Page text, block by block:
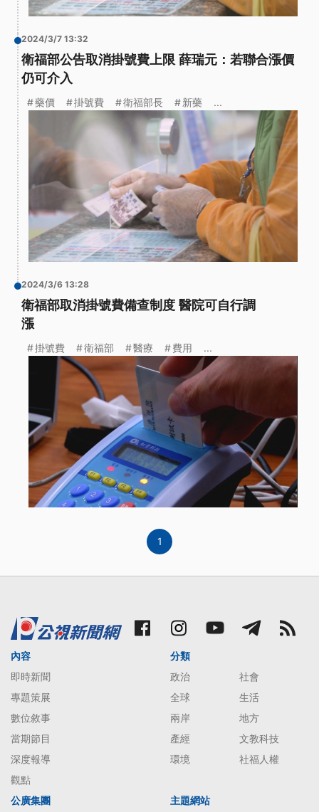
2024/3/7 13:32
衛福部公告取消掛號費上限 薛瑞元：若聯合漲價
仍可介入
藥價 掛號費 衛福部長 新藥 ...
2024/3/6 13:28
衛福部取消掛號費備查制度 醫院可自行調
漲
掛號費 衛福部 醫療 費用 ...
1
內容
即時新聞
專題策展
數位敘事
當期節目
深度報導
觀點
分類
政治
社會
全球
生活
兩岸
地方
產經
文教科技
環境
社福人權
公廣集團 主題網站